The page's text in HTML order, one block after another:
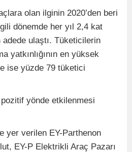
olan ilginin 2020’den beri
dönemde her yıl 2,4 kat
ulaştı. Tüketicilerin
yatkınlığının en yüksek
ise yüzde 79 tüketici
yönde etkilenmesi
yer verilen EY-Parthenon
EY-P Elektrikli Araç Pazarı